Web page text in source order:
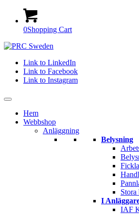
0Shopping Cart
Link to LinkedIn
Link to Facebook
Link to Instagram
Hem
Webbshop
Anläggning
Belysning
Stora
I
IAF